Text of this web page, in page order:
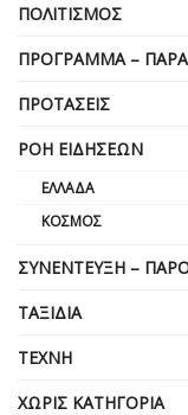
ΠΟΛΙΤΙΣΜΌΣ
ΠΡΌΓΡΑΜΜΑ –
ΠΡΟΤΆΣΕΙΣ
ΡΟΉ ΕΙΔΉΣΕΩΝ
ΕΛΛΆΔΑ
ΚΌΣΜΟΣ
ΣΥΝΈΝΤΕΥΞΗ –
ΤΑΞΊΔΙΑ
ΤΈΧΝΗ
ΧΩΡΊΣ ΚΑΤΗΓΟΡΊΑ